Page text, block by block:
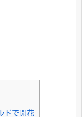
ドで開花